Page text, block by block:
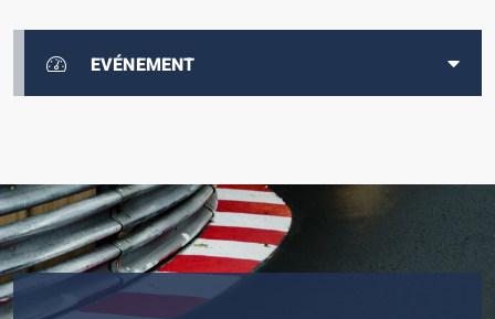
EVÉNEMENT